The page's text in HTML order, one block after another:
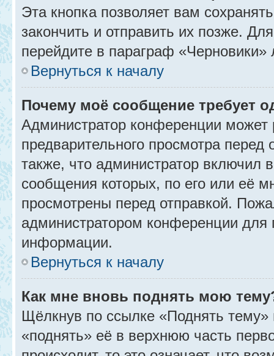
Эта кнопка позволяет вам
закончить и отправить их позже.
перейдите в параграф «Черновики»
Вернуться к началу
Почему моё сообщение требует
Администратор конференции
предварительного просмотра
также, что администратор включил
сообщения которых, по его или её
просмотрены перед отправкой.
администратором конференции для
информации.
Вернуться к началу
Как мне вновь поднять мою
Щёлкнув по ссылке «Поднять
«поднять» её в верхнюю часть